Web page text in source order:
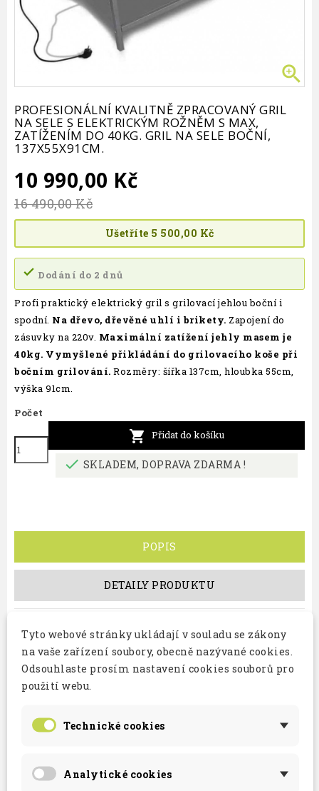

PROFESIONÁLNÍ KVALITNĚ ZPRACOVANÝ GRIL
NA SELE S ELEKTRICKÝM ROŽNĚM S MAX,
ZATÍŽENÍM DO 40KG. GRIL NA SELE BOČNÍ,
137X55X91CM.
16 490,00 Kč
10 990,00 Kč
Ušetříte 5 500,00 Kč
Dodání do 2 dnů
Profi praktický elektrický gril s grilovací jehlou boční i
spodní. Na dřevo, dřevěné uhlí i brikety. Zapojení do
zásuvky na 220v. Maximální zatížení jehly masem je
40kg. Vymyšlené přikládání do grilovacího koše při
bočním grilování. Rozměry: šířka 137cm, hloubka 55cm,
výška 91cm.
Počet
 Přidat do košíku
 SKLADEM, DOPRAVA ZDARMA !
POPIS
DETAILY PRODUKTU
Profesionální, mobilní kvalitní gril na sele z
žáruvzdorného plechu a nerezového
materiálu.Gril je primárně používán jako
boční s elektrickým rožněm má
Zadní je vhodný pro grilování větších kusů masa,
selat, krůt, kýty, více kuřat najednou a dalších. Gril
ho jako klasický gril.Jednoduchá obsluha, montáž
Tyto webové stránky ukládají v souladu se zákony
na vaše zařízení soubory, obecně nazývané cookies.
Odsouhlaste prosím nastavení cookies souborů pro
použití webu.
Technické cookies
Analytické cookies